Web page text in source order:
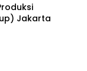
Jakarta